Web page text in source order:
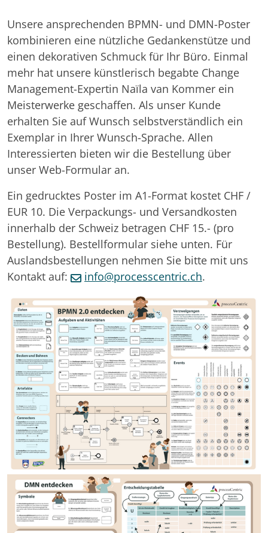
Unsere ansprechenden BPMN- und DMN-Poster
kombinieren eine nützliche Gedankenstütze und
einen dekorativen Schmuck für Ihr Büro. Einmal
mehr hat unsere künstlerisch begabte Change
Management-Expertin Naïla van Kommer ein
Meisterwerke geschaffen. Als unser Kunde
erhalten Sie auf Wunsch selbstverständlich ein
Exemplar in Ihrer Wunsch-Sprache. Allen
Interessierten bieten wir die Bestellung über
unser Web-Formular an.
Ein gedrucktes Poster im A1-Format kostet CHF /
EUR 10. Die Verpackungs- und Versandkosten
innerhalb der Schweiz betragen CHF 15.- (pro
Bestellung). Bestellformular siehe unten. Für
Auslandsbestellungen nehmen Sie bitte mit uns
Kontakt auf:
info@processcentric.ch.